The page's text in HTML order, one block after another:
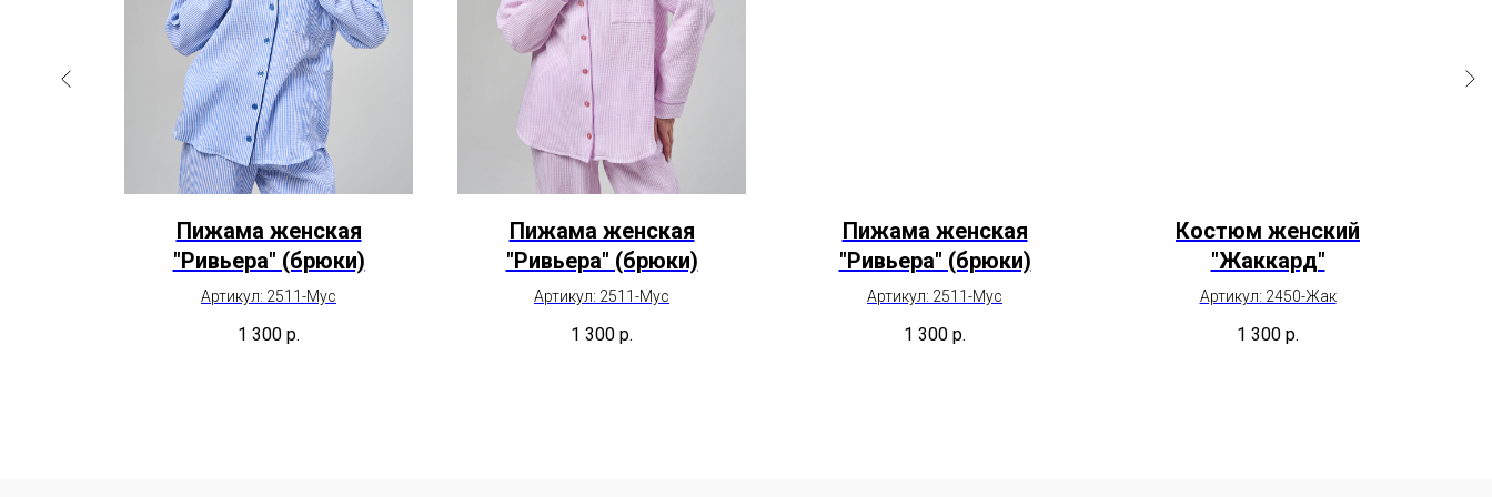
Пижама женская
"Ривьера" (брюки)
Артикул: 2511-Мус
1 300 р.
Пижама женская
"Ривьера" (брюки)
Артикул: 2511-Мус
1 300 р.
Пижама женская
"Ривьера" (брюки)
Артикул: 2511-Мус
1 300 р.
Костюм женский
"Жаккард"
Артикул: 2450-Жак
1 300 р.